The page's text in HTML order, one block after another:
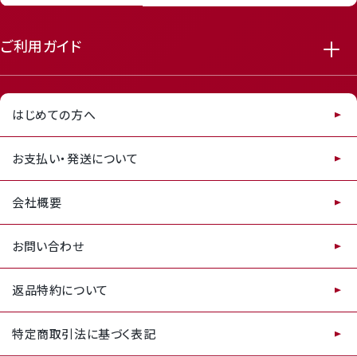
ご利用ガイド
はじめての方へ
お支払い・発送について
会社概要
お問い合わせ
返品特約について
特定商取引法に基づく表記